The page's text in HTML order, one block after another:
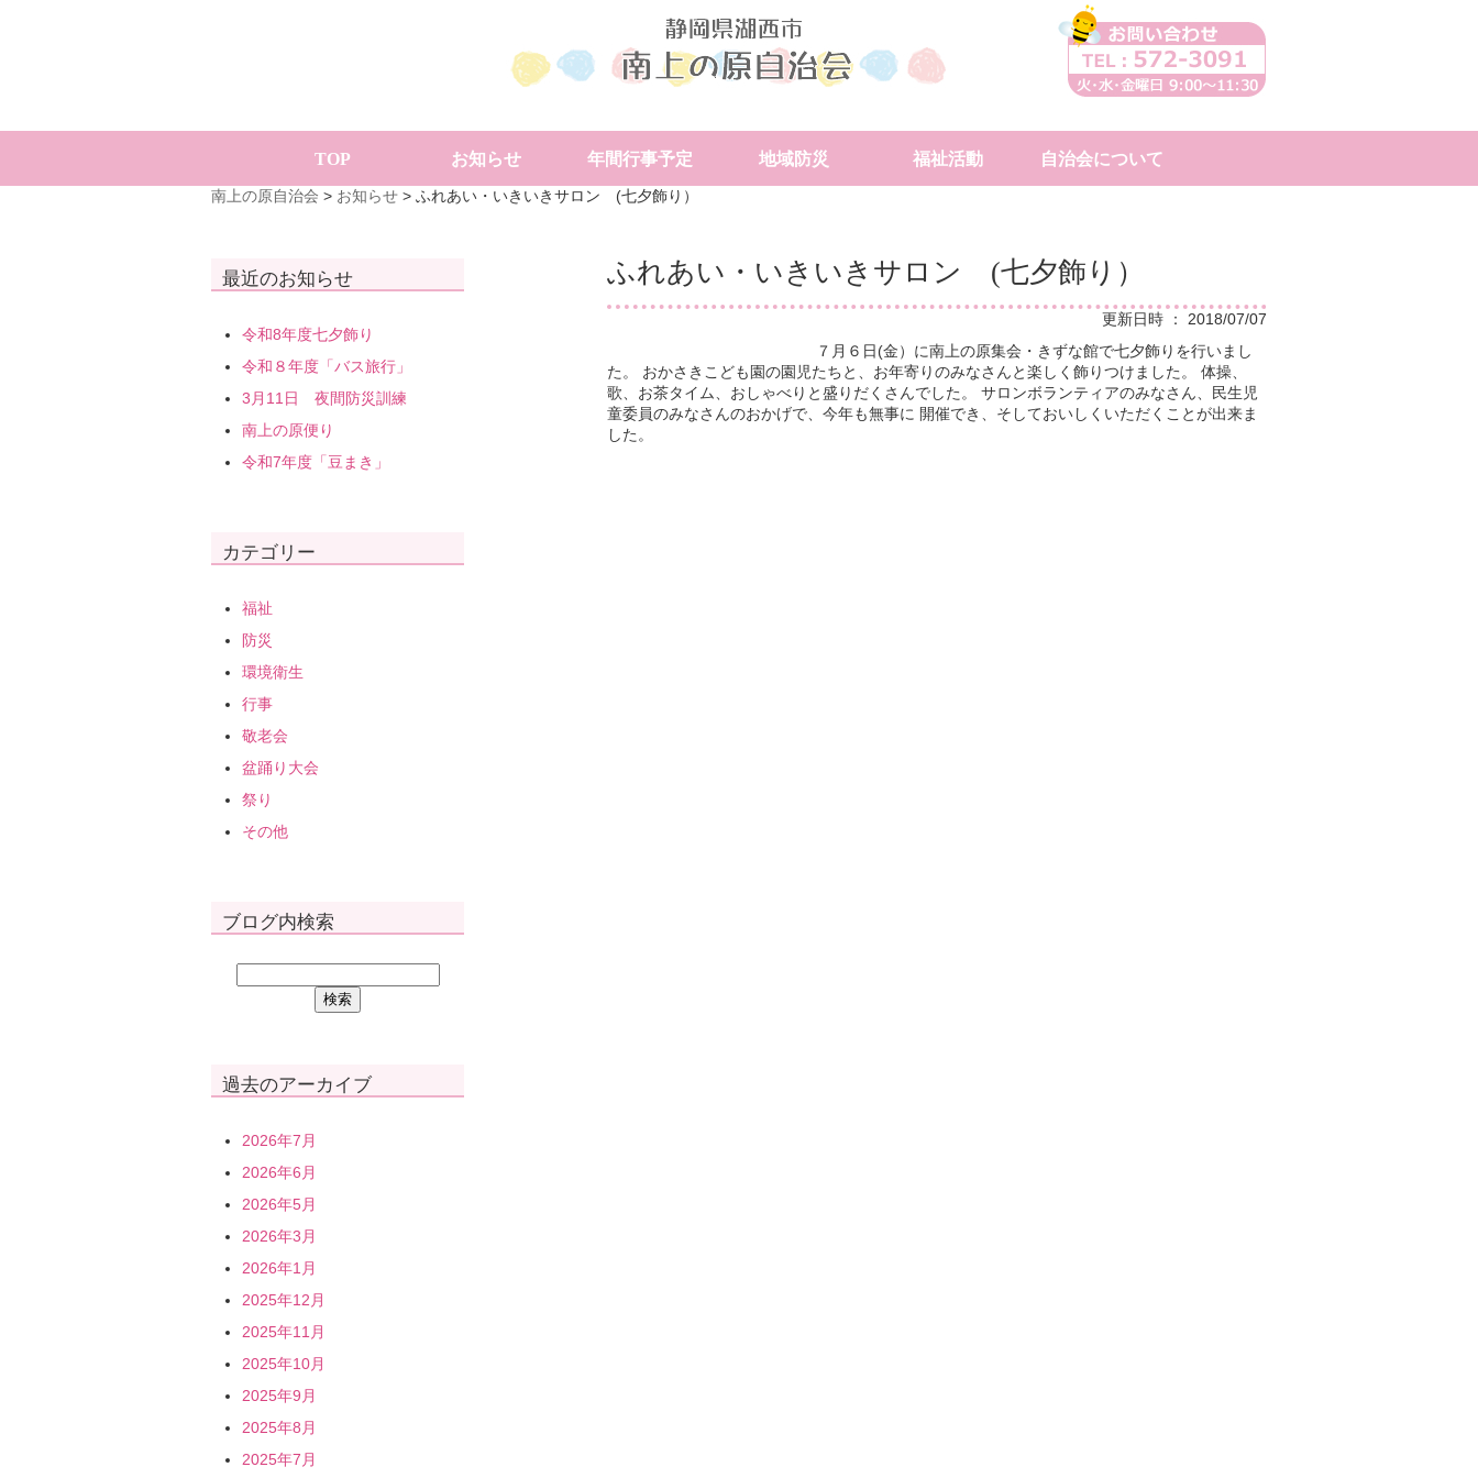
TOP お知らせ 年間行事予定 地域防災 福祉活動 自治会について
南上の原自治会 > お知らせ > ふれあい・いきいきサロン (七夕飾り）
ふれあい・いきいきサロン (七夕飾り）
更新日時 ： 2018/07/07
７月６日(金）に南上の原集会・きずな館で七夕飾りを行いまし
た。 おかさきこども園の園児たちと、お年寄りのみなさんと楽しく飾りつけました。 体操、
歌、お茶タイム、おしゃべりと盛りだくさんでした。 サロンボランティアのみなさん、民生児
童委員のみなさんのおかげで、今年も無事に 開催でき、そしておいしくいただくことが出来ま
した。
最近のお知らせ
令和8年度七夕飾り
令和８年度「バス旅行」
3月11日 夜間防災訓練
南上の原便り
令和7年度「豆まき」
カテゴリー
福祉
防災
環境衛生
行事
敬老会
盆踊り大会
祭り
その他
ブログ内検索
過去のアーカイブ
2026年7月
2026年6月
2026年5月
2026年3月
2026年1月
2025年12月
2025年11月
2025年10月
2025年9月
2025年8月
2025年7月